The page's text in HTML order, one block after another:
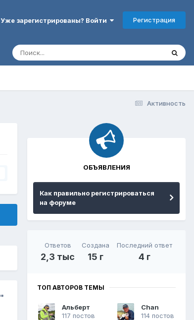
Уже зарегистрированы? Войти Регистрация
Активность
ОБЪЯВЛЕНИЯ
Как правильно регистрироваться
на форуме
Ответов
2,3 тыс
Создана
15 г
Последний ответ
4 г
ТОП АВТОРОВ ТЕМЫ
Альберт
117 постов
Chan
114 постов